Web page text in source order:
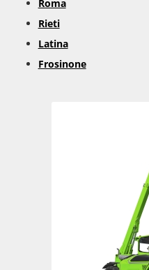
Roma
Rieti
Latina
Frosinone